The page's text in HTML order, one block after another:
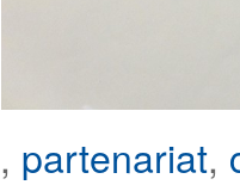
, partenariat,